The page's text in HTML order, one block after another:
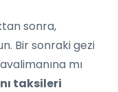
sonra,
Bir sonraki gezi
mı
taksileri